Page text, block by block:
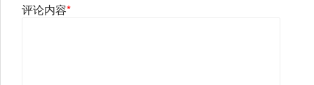
评论内容*